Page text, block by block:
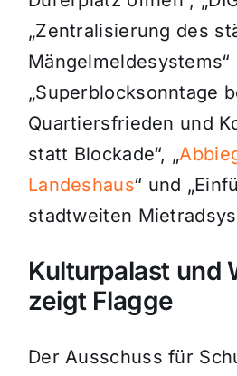
„Zentralisierung des
Mängelmeldesystems“
„Superblocksonntage
Quartiersfrieden und
statt Blockade“, „
Landeshaus“ und
stadtweiten
Kulturpalast und
zeigt Flagge
Der Ausschuss für